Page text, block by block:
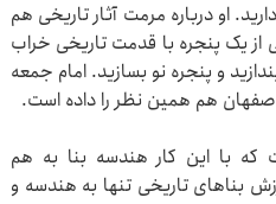
او درباره مرمت آثار تاریخی هم
یک پنجره با قدمت تاریخی خراب
و پنجره نو بسازید. امام جمعه
هم همین نظر را داده است.
که با این کار هندسه بنا به هم
بناهای تاریخی تنها به هندسه و